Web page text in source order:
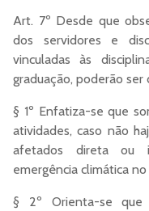
Art. 7º Desde que
dos servidores e
vinculadas às
graduação, poderão ser
§ 1º Enfatiza-se que
atividades, caso não
afetados direta ou
emergência climática no
§ 2º Orienta-se que